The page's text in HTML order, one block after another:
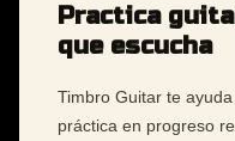
Practica
que escucha
Timbro Guitar te
práctica en progreso